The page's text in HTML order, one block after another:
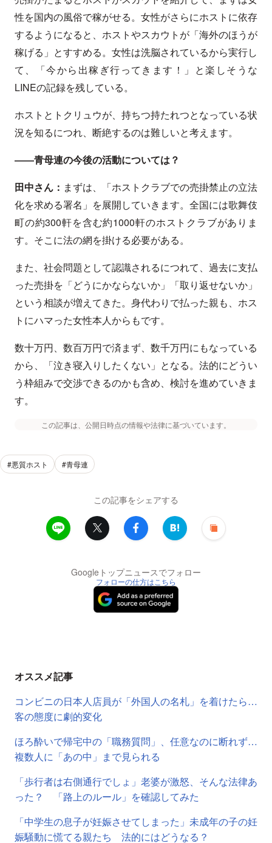
性を国内の風俗で稼がせる。女性がさらにホストに依存
するようになると、ホストやスカウトが「海外のほうが
稼げる」とすすめる。女性は洗脳されているから実行し
て、「今から出稼ぎ行ってきます！」と楽しそうな
LINEの記録を残している。
ホストとトクリュウが、持ちつ持たれつとなっている状
況を知るにつれ、断絶するのは難しいと考えます。
――青母連の今後の活動については？
田中さん： まずは、「ホストクラブでの売掛禁止の立法
化を求める署名」を展開していきます。全国には歌舞伎
町の約300軒を含む約1000軒のホストクラブがありま
す。そこに法の網を掛ける必要がある。
また、社会問題として認識されるにつれて、過去に支払
った売掛を「どうにかならないか」「取り返せないか」
という相談が増えてきた。身代わりで払った親も、ホス
トにハマった女性本人からもです。
数十万円、数百万円で済まず、数千万円にもなっている
から、「泣き寝入りしたくない」となる。法的にどうい
う枠組みで交渉できるのかも含め、検討を進めていきま
す。
この記事は、公開日時点の情報や法律に基づいています。
#悪質ホスト #青母連
この記事をシェアする
Googleトップニュースでフォロー
フォローの仕方はこちら
オススメ記事
コンビニの日本人店員が「外国人の名札」を着けたら…
客の態度に劇的変化
ほろ酔いで帰宅中の「職務質問」、任意なのに断れず…
複数人に「あの中」まで見られる
「歩行者は右側通行でしょ」老婆が激怒、そんな法律あ
った？ 「路上のルール」を確認してみた
「中学生の息子が妊娠させてしまった」未成年の子の妊
娠騒動に慌てる親たち 法的にはどうなる？